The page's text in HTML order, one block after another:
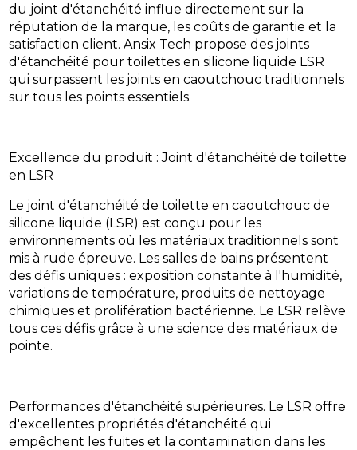
du joint d'étanchéité influe directement sur la
réputation de la marque, les coûts de garantie et la
satisfaction client. Ansix Tech propose des joints
d'étanchéité pour toilettes en silicone liquide LSR
qui surpassent les joints en caoutchouc traditionnels
sur tous les points essentiels.
Excellence du produit : Joint d'étanchéité de toilette
en LSR
Le joint d'étanchéité de toilette en caoutchouc de
silicone liquide (LSR) est conçu pour les
environnements où les matériaux traditionnels sont
mis à rude épreuve. Les salles de bains présentent
des défis uniques : exposition constante à l'humidité,
variations de température, produits de nettoyage
chimiques et prolifération bactérienne. Le LSR relève
tous ces défis grâce à une science des matériaux de
pointe.
Performances d'étanchéité supérieures. Le LSR offre
d'excellentes propriétés d'étanchéité qui
empêchent les fuites et la contamination dans les